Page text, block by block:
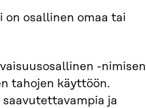
osallinen omaa tai
-nimisen
tahojen käyttöön.
ja